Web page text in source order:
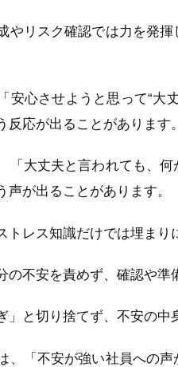
やリスク確認では力を発
安心させようと思って“大
反応が出ることがあります
「大丈夫と言われても、
声が出ることがあります。
トレス知識だけでは埋まり
の不安を責めず、確認や準
」と切り捨てず、不安の
、「不安が強い社員への